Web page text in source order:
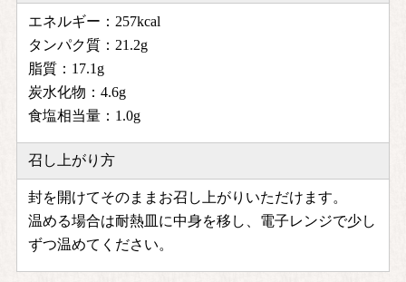
エネルギー：257kcal
タンパク質：21.2g
脂質：17.1g
炭水化物：4.6g
食塩相当量：1.0g
召し上がり方
封を開けてそのままお召し上がりいただけます。
温める場合は耐熱皿に中身を移し、電子レンジで少し
ずつ温めてください。